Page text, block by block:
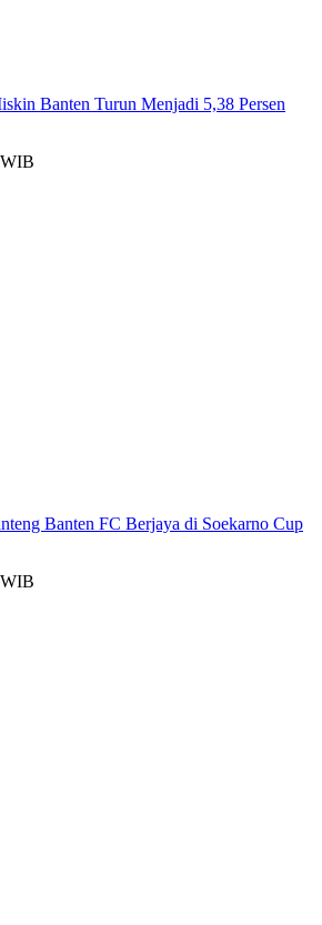
Banten Turun Menjadi 5,38 Persen
Banten FC Berjaya di Soekarno Cup